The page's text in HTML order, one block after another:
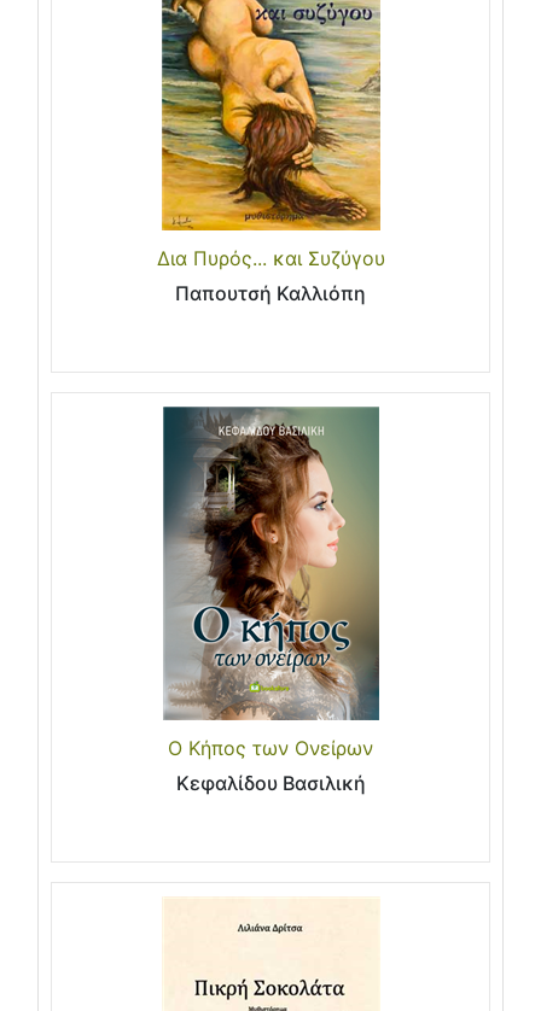
Δια Πυρός... και Συζύγου
Παπουτσή Καλλιόπη
Ο Κήπος των Ονείρων
Κεφαλίδου Βασιλική